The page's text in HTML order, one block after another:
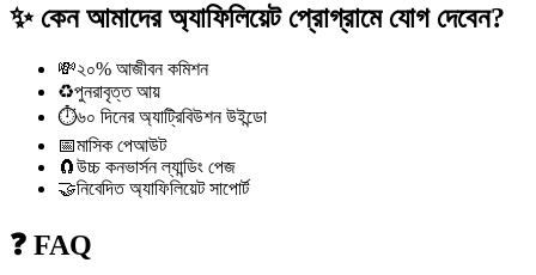
✨ কেন আমাদের অ্যাফিলিয়েট প্রোগ্রামে যোগ দেবেন?
💸২০% আজীবন কমিশন
♻️পুনরাবৃত্ত আয়
⏱️৬০ দিনের অ্যাট্রিবিউশন উইন্ডো
📅মাসিক পেআউট
🧲উচ্চ কনভার্সন ল্যান্ডিং পেজ
🤝নিবেদিত অ্যাফিলিয়েট সাপোর্ট
❓ FAQ